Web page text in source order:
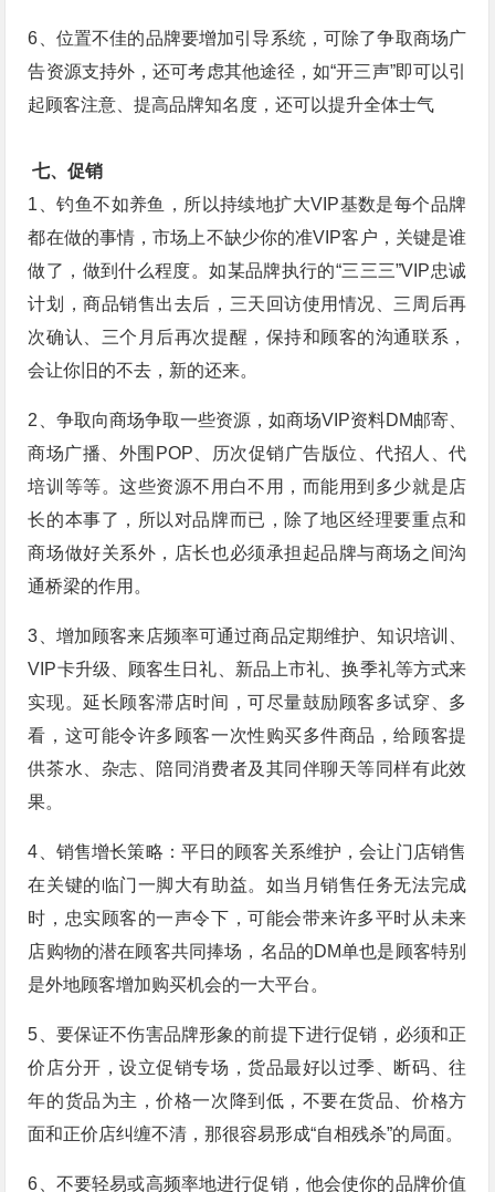
6、位置不佳的品牌要增加引导系统，可除了争取商场广
告资源支持外，还可考虑其他途径，如“开三声”即可以引
起顾客注意、提高品牌知名度，还可以提升全体士气
七、促销
1、钓鱼不如养鱼，所以持续地扩大VIP基数是每个品牌
都在做的事情，市场上不缺少你的准VIP客户，关键是谁
做了，做到什么程度。如某品牌执行的“三三三”VIP忠诚
计划，商品销售出去后，三天回访使用情况、三周后再
次确认、三个月后再次提醒，保持和顾客的沟通联系，
会让你旧的不去，新的还来。
2、争取向商场争取一些资源，如商场VIP资料DM邮寄、
商场广播、外围POP、历次促销广告版位、代招人、代
培训等等。这些资源不用白不用，而能用到多少就是店
长的本事了，所以对品牌而已，除了地区经理要重点和
商场做好关系外，店长也必须承担起品牌与商场之间沟
通桥梁的作用。
3、增加顾客来店频率可通过商品定期维护、知识培训、
VIP卡升级、顾客生日礼、新品上市礼、换季礼等方式来
实现。延长顾客滞店时间，可尽量鼓励顾客多试穿、多
看，这可能令许多顾客一次性购买多件商品，给顾客提
供茶水、杂志、陪同消费者及其同伴聊天等同样有此效
果。
4、销售增长策略：平日的顾客关系维护，会让门店销售
在关键的临门一脚大有助益。如当月销售任务无法完成
时，忠实顾客的一声令下，可能会带来许多平时从未来
店购物的潜在顾客共同捧场，名品的DM单也是顾客特别
是外地顾客增加购买机会的一大平台。
5、要保证不伤害品牌形象的前提下进行促销，必须和正
价店分开，设立促销专场，货品最好以过季、断码、往
年的货品为主，价格一次降到低，不要在货品、价格方
面和正价店纠缠不清，那很容易形成“自相残杀”的局面。
6、不要轻易或高频率地进行促销，他会使你的品牌价值